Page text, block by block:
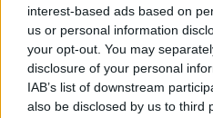
interest-based ads based on
us or personal information
your opt-out. You may
disclosure of your personal
IAB’s list of downstream
also be disclosed by us to third
Sverigedemokraternas
lydregeringen vill utreda,
förbjuda politiska partier
lotteriverksamhet eller
ha samma regler som de